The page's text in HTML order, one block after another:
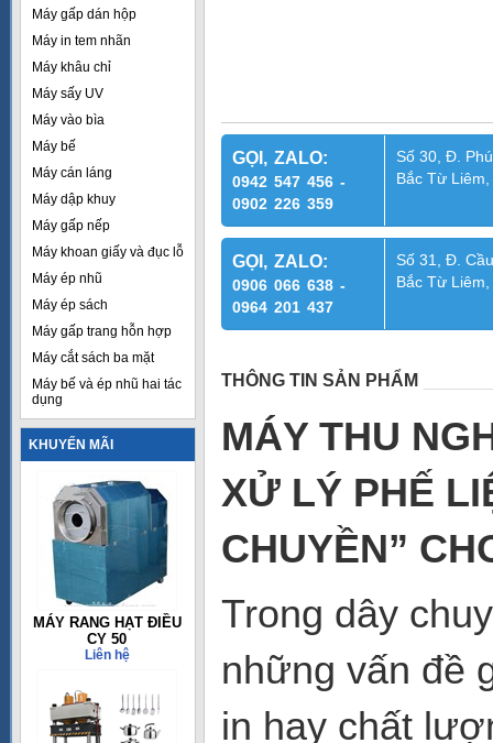
Máy gấp dán hộp
Máy in tem nhãn
Máy khâu chỉ
Máy sấy UV
Máy vào bìa
Máy bế
Máy cán láng
Máy dập khuy
Máy gấp nếp
Máy khoan giấy và đục lỗ
Máy ép nhũ
Máy ép sách
Máy gấp trang hỗn hợp
Máy cắt sách ba mặt
Máy bế và ép nhũ hai tác
dụng
KHUYẾN MÃI
MÁY RANG HẠT ĐIỀU
CY 50
Liên hệ
GỌI, ZALO:
0942 547 456 -
0902 226 359
Số 30, Đ.
Bắc Từ
GỌI, ZALO:
0906 066 638 -
0964 201 437
Số 31, Đ.
Bắc Từ
THÔNG TIN SẢN PHẨM
MÁY THU
XỬ LÝ PHẾ
CHUYỀN”
Trong dây
những vấn đề
in hay chất